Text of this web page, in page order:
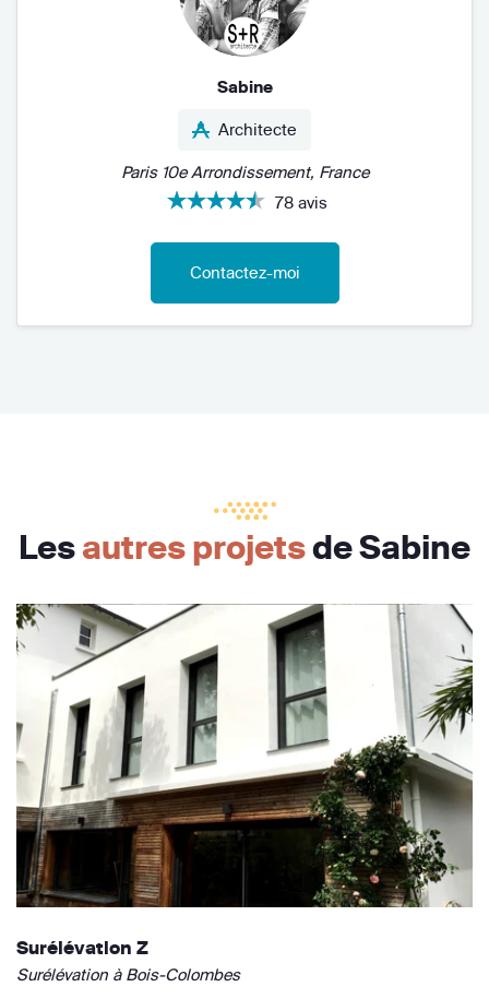
Sabine
Architecte
Paris 10e Arrondissement, France
78 avis
Contactez-moi
Lesautres projetsde Sabine
Surélévation Z
Surélévation à Bois-Colombes